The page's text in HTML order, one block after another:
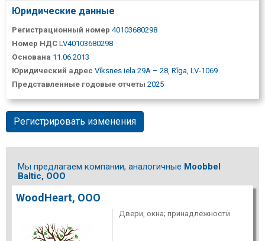
Юридические данные
Регистрационный номер 40103680298
Номер НДС LV40103680298
Основана 11.06.2013
Юридический адрес Vīksnes iela 29A – 28, Rīga, LV-1069
Представленные годовые отчеты 2025
Регистрировать изменения
Мы предлагаем компании, аналогичные Moobbel
Baltic, ООО
WoodHeart, ООО
Двери, окна; принадлежности